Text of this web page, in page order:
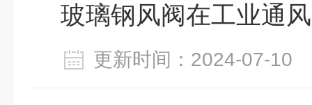
玻璃钢风阀在工业通
更新时间：2024-07-